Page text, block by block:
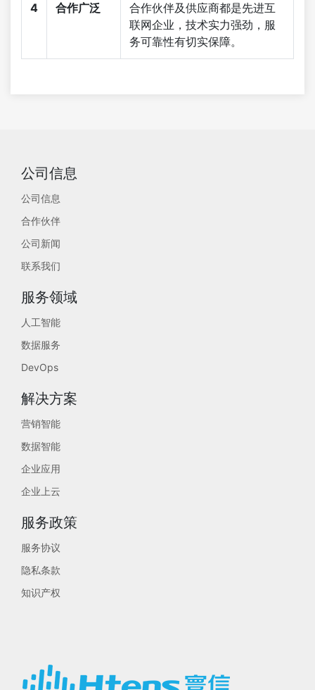
4 合作广泛
合作伙伴及供应商都是先进互
联网企业，技术实力强劲，服
务可靠性有切实保障。
公司信息
公司信息
合作伙伴
公司新闻
联系我们
服务领域
人工智能
数据服务
DevOps
解决方案
营销智能
数据智能
企业应用
企业上云
服务政策
服务协议
隐私条款
知识产权